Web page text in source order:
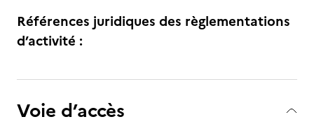
Références juridiques des règlementations
d’activité :
Voie d’accès